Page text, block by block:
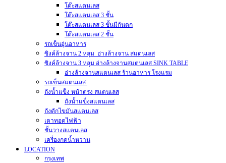
โต๊ะสแตนเลส
โต๊ะสแตนเลส 3 ชั้น
โต๊ะสแตนเลส 3 ชั้นมีกันตก
โต๊ะสแตนเลส 2 ชั้น
รถเข็นอุ่นอาหาร
ซิงค์ล้างจาน 2 หลุม อ่างล้างจาน สแตนเลส
ซิงค์ล้างจาน 3 หลุม อ่างล้างจานสแตนเลส SINK TABLE
อ่างล้างจานสแตนเลส ร้านอาหาร โรงแรม
รถเข็นสแตนเลส
ถังน้ำแข็ง หน้าตรง สแตนเลส
ถังน้ำแข็งสแตนเลส
ถังดักไขมันสแตนเลส
เตาทอดไฟฟ้า
ชั้นวางสแตนเลส
เครื่องกดน้ำหวาน
LOCATION
กรุงเทพ